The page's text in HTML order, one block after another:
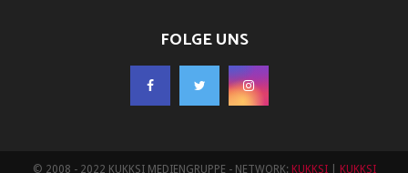
FOLGE UNS
© 2008 - 2022 KUKKSI MEDIENGRUPPE - NETWORK: KUKKSI| KUKKSI